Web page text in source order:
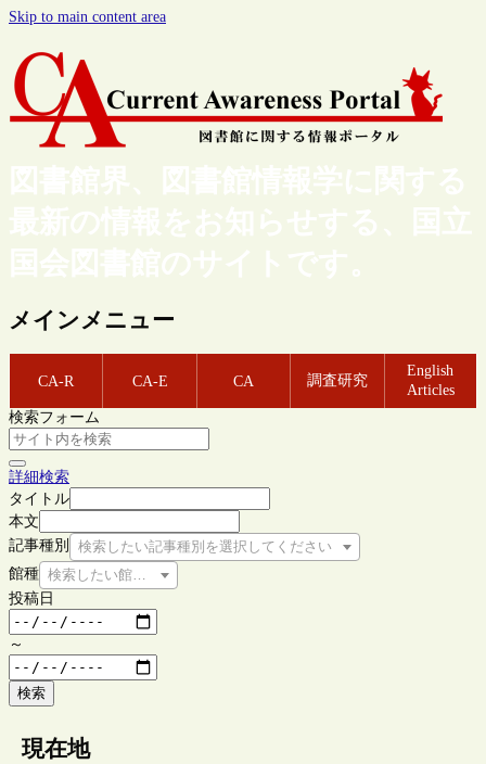
Skip to main content area
図書館界、図書館情報学に関する
最新の情報をお知らせする、国立
国会図書館のサイトです。
メインメニュー
CA-R CA-E CA 調査研究
English
Articles
検索フォーム
詳細検索
タイトル
本文
記事種別
検索したい記事種別を選択してください
館種 検索したい館種を選択してください
投稿日
～
検索
現在地